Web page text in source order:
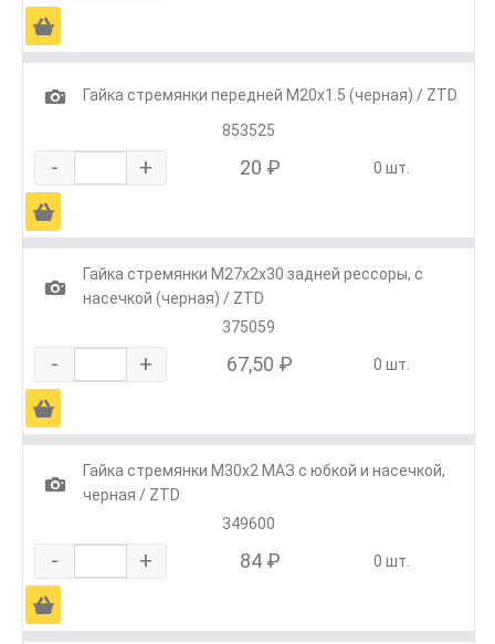
Ä
1
Гайка стремянки передней М20х1.5 (черная) / ZTD
853525
- + 20 ₽ 0 шт.
Ä
1
Гайка стремянки М27х2х30 задней рессоры, с
насечкой (черная) / ZTD
375059
- + 67,50 ₽ 0 шт.
Ä
1
Гайка стремянки М30х2 МАЗ с юбкой и насечкой,
черная / ZTD
349600
- + 84 ₽ 0 шт.
Ä